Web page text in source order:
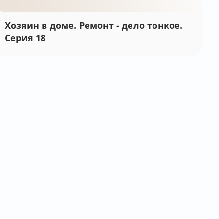
Хозяин в доме. Ремонт - дело тонкое.
Серия 18